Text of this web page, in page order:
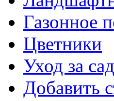
Газонное
Цветники
Уход за
Добавить